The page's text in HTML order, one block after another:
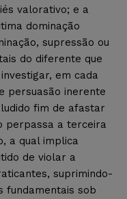
valorativo; e a
dominação
supressão ou
do diferente que
em cada
persuasão inerente
fim de afastar
perpassa a terceira
a qual implica
de violar a
suprimindo-
fundamentais sob